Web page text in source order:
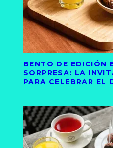
BENTO DE EDICIÓN
SORPRESA: LA
PARA CELEBRAR EL